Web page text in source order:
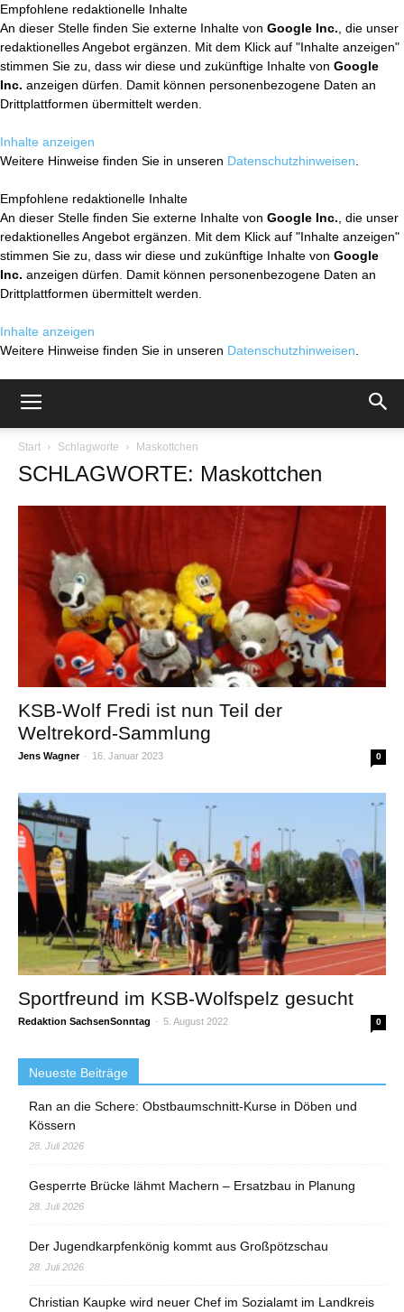
Empfohlene redaktionelle Inhalte
An dieser Stelle finden Sie externe Inhalte von Google Inc. , die unser
redaktionelles Angebot ergänzen. Mit dem Klick auf "Inhalte anzeigen"
stimmen Sie zu, dass wir diese und zukünftige Inhalte von Google
Inc. anzeigen dürfen. Damit können personenbezogene Daten an
Drittplattformen übermittelt werden.
Inhalte anzeigen
Weitere Hinweise finden Sie in unseren Datenschutzhinweisen
Empfohlene redaktionelle Inhalte
An dieser Stelle finden Sie externe Inhalte von Google Inc. , die unser
redaktionelles Angebot ergänzen. Mit dem Klick auf "Inhalte anzeigen"
stimmen Sie zu, dass wir diese und zukünftige Inhalte von Google
Inc. anzeigen dürfen. Damit können personenbezogene Daten an
Drittplattformen übermittelt werden.
Inhalte anzeigen
Weitere Hinweise finden Sie in unseren Datenschutzhinweisen
Start Schlagworte Maskottchen
SCHLAGWORTE: Maskottchen
KSB-Wolf Fredi ist nun Teil der
Weltrekord-Sammlung
Jens Wagner - 16. Januar 2023 0
Sportfreund im KSB-Wolfspelz gesucht
Redaktion SachsenSonntag - 5. August 2022 0
Neueste Beiträge
Ran an die Schere: Obstbaumschnitt-Kurse in Döben und
Kössern
28. Juli 2026
Gesperrte Brücke lähmt Machern – Ersatzbau in Planung
28. Juli 2026
Der Jugendkarpfenkönig kommt aus Großpötzschau
28. Juli 2026
Christian Kaupke wird neuer Chef im Sozialamt im Landkreis